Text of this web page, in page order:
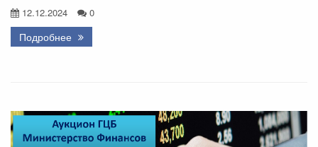
12.12.2024 0
Подробнее